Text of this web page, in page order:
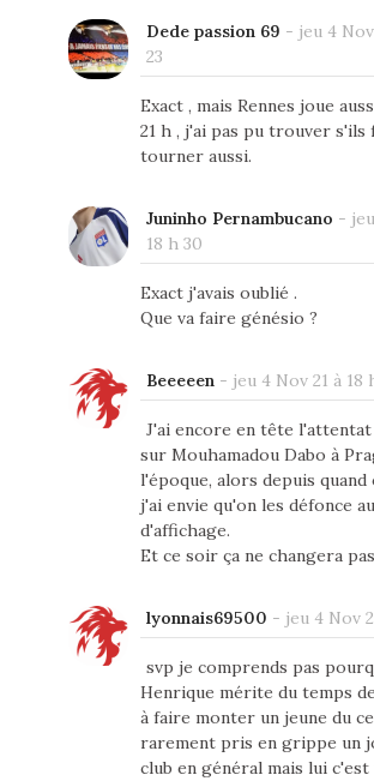
Dede passion 69 - jeu 4
23
Exact , mais Rennes joue
21 h , j'ai pas pu trouver s'ils
tourner aussi.
Juninho Pernambucano -
18 h 30
Exact j'avais oublié .
Que va faire génésio ?
Beeeeen- jeu 4 Nov 21 à 18
J'ai encore en tête
sur Mouhamadou Dabo à
l'époque, alors depuis quand
j'ai envie qu'on les défonce
d'affichage.
Et ce soir ça ne changera
lyonnais69500 - jeu 4 Nov
svp je comprends pas
Henrique mérite du temps
à faire monter un jeune du
rarement pris en grippe un
club en général mais lui c'est